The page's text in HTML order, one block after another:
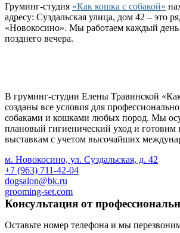
Груминг-студия «Как кошка с собакой»
адресу: Суздальская улица, дом 42 – это
«Новокосино». Мы работаем каждый день
позднего вечера.
В груминг-студии Елены Травинской
созданы все условия для
собаками и кошками любых пород. Мы
плановый гигиенический уход и готовим
выставкам с учетом высочайших
м. Новокосино, ул. Суздальская, д. 42
+7 (963) 711-42-04
dogsalon@bk.ru
grooming-set.com
Консультация от
Оставьте номер телефона и мы